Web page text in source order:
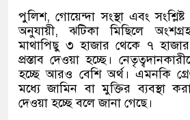
পুলিশ, গোয়েন্দা সংস্থা এবং
অনুযায়ী, ঝটিকা মিছিলে
মাথাপিছু ৩ হাজার থেকে ৭ হাজার
প্রস্তাব দেওয়া হচ্ছে।
হচ্ছে আরও বেশি অর্থ। এমনকি
মধ্যে জামিন বা মুক্তির ব্যবস্থা
দেওয়া হচ্ছে বলে জানা গেছে।